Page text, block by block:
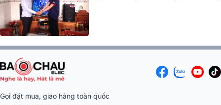
Gọi đặt mua, giao hàng toàn quốc